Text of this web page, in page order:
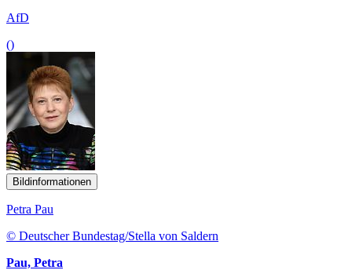
AfD
()
Bildinformationen
Petra Pau
© Deutscher Bundestag/Stella von Saldern
Pau, Petra